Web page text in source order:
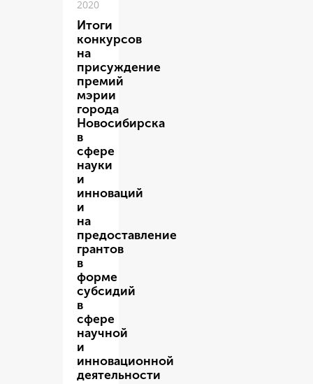
2020
Итоги
конкурсов
на
присуждение
премий
мэрии
города
Новосибирска
в
сфере
науки
и
инноваций
и
на
предоставление
грантов
в
форме
субсидий
в
сфере
научной
и
инновационной
деятельности